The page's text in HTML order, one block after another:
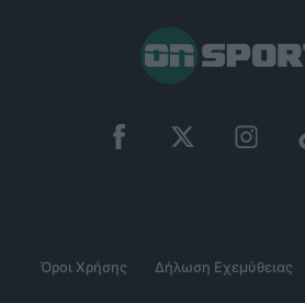
Όροι Χρήσης Δήλωση Εχεμύθειας